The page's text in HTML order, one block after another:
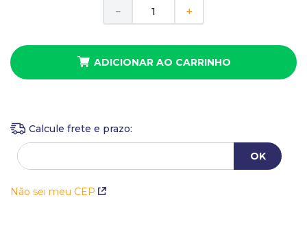
sem juros ＋
－
ADICIONAR AO CARRINHO
Não sei meu CEP